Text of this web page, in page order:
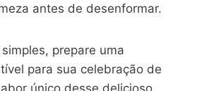
antes de desenformar.
prepare uma
para sua celebração de
único desse delicioso